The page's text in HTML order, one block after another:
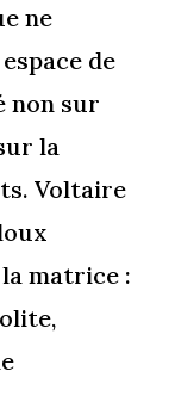
ne
de
non sur
la
Voltaire
matrice :